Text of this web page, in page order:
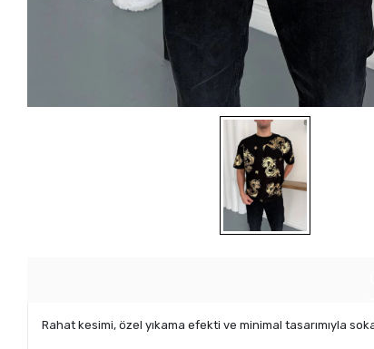
Rahat kesimi, özel yıkama efekti ve minimal tasarımıyla